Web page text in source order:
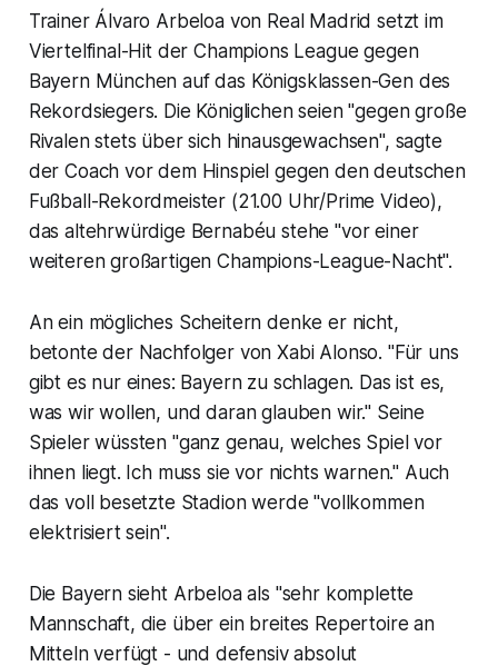
Trainer Álvaro Arbeloa von Real Madrid setzt im
Viertelfinal-Hit der Champions League gegen
Bayern München auf das Königsklassen-Gen des
Rekordsiegers. Die Königlichen seien "gegen große
Rivalen stets über sich hinausgewachsen", sagte
der Coach vor dem Hinspiel gegen den deutschen
Fußball-Rekordmeister (21.00 Uhr/Prime Video),
das altehrwürdige Bernabéu stehe "vor einer
weiteren großartigen Champions-League-Nacht".
An ein mögliches Scheitern denke er nicht,
betonte der Nachfolger von Xabi Alonso. "Für uns
gibt es nur eines: Bayern zu schlagen. Das ist es,
was wir wollen, und daran glauben wir." Seine
Spieler wüssten "ganz genau, welches Spiel vor
ihnen liegt. Ich muss sie vor nichts warnen." Auch
das voll besetzte Stadion werde "vollkommen
elektrisiert sein".
Die Bayern sieht Arbeloa als "sehr komplette
Mannschaft, die über ein breites Repertoire an
Mitteln verfügt - und defensiv absolut